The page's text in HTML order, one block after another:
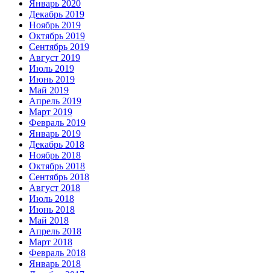
Январь 2020
Декабрь 2019
Ноябрь 2019
Октябрь 2019
Сентябрь 2019
Август 2019
Июль 2019
Июнь 2019
Май 2019
Апрель 2019
Март 2019
Февраль 2019
Январь 2019
Декабрь 2018
Ноябрь 2018
Октябрь 2018
Сентябрь 2018
Август 2018
Июль 2018
Июнь 2018
Май 2018
Апрель 2018
Март 2018
Февраль 2018
Январь 2018